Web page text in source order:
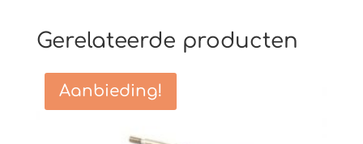
Gerelateerde producten
Aanbieding!